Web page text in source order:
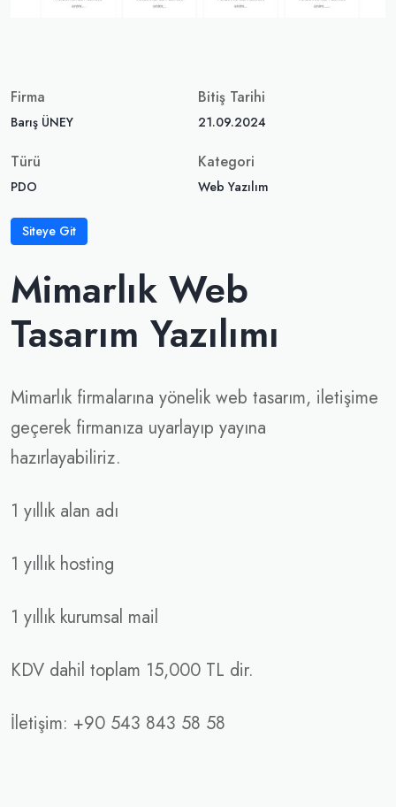
Firma
Barış ÜNEY
Bitiş Tarihi
21.09.2024
Türü
PDO
Kategori
Web Yazılım
Siteye Git
Mimarlık Web
Tasarım Yazılımı
Mimarlık firmalarına yönelik web tasarım, iletişime
geçerek firmanıza uyarlayıp yayına
hazırlayabiliriz.
1 yıllık alan adı
1 yıllık hosting
1 yıllık kurumsal mail
KDV dahil toplam 15,000 TL dir.
İletişim: +90 543 843 58 58